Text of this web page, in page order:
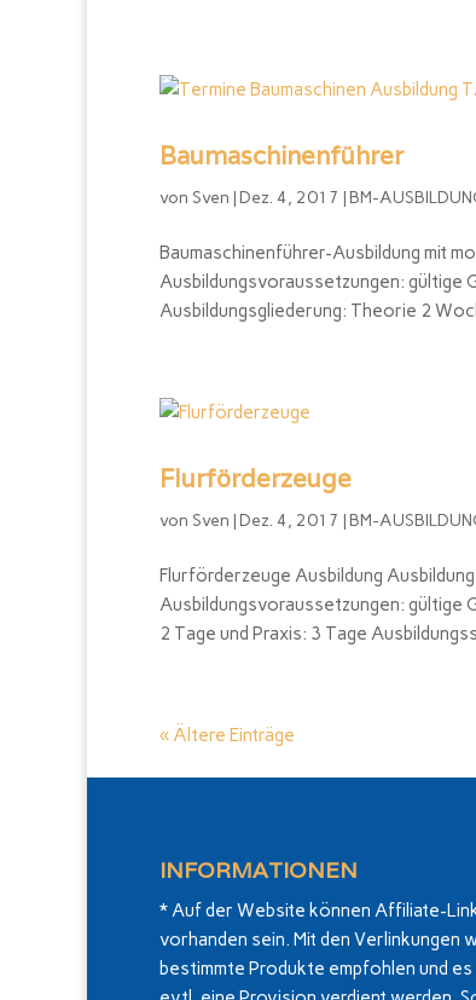
Baumaschinenführer
von Sven |Dez. 4, 2017 |BM-
Baumaschinenführer-Ausbildung mit
Ausbildungsvoraussetzungen: gültige
Ausbildungsgliederung: Theorie 2
Flurförderzeuge
von Sven |Dez. 4, 2017 |BM-
Flurförderzeuge Ausbildung
Ausbildungsvoraussetzungen: gültige
2 Tage und Praxis: 3 Tage
« Ältere Einträge
INFORMATIONEN
* Auf der Website können Affiliate-
vorhanden sein. Mit den Verlinkungen
bestimmte Produkte empfohlen und es